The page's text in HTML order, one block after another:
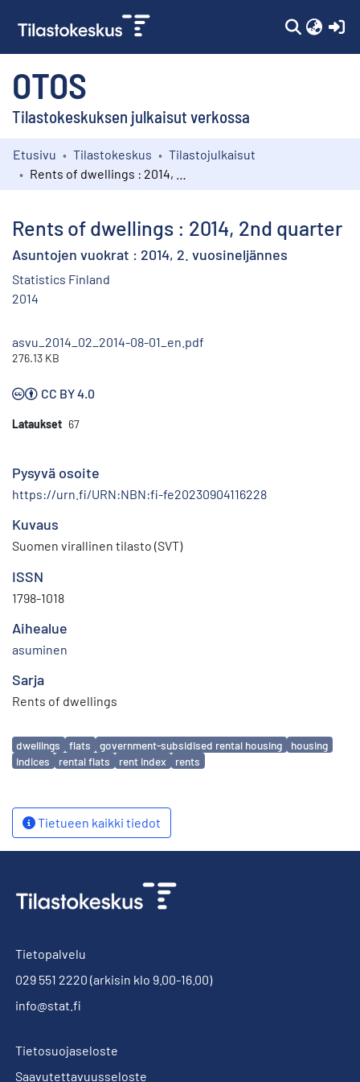
OTOS
Tilastokeskuksen julkaisut verkossa
Kokoelmat
Etusivu Tilastokeskus
Tilastojulkaisut
Rents of dwellings : 2014, 2nd quarter
Asuntojen vuokrat : 2014, 2. vuosineljännes
Statistics Finland
2014
asvu_2014_02_2014-08-01_en.pdf
276.13 KB
CC BY 4.0
Lataukset 67
Pysyvä osoite
https://urn.fi/URN:NBN:fi-fe20230904116228
Kuvaus
Suomen virallinen tilasto (SVT)
ISSN
1798-1018
Aihealue
asuminen
Sarja
Rents of dwellings
Avainsanat
dwellings flats government-subsidised rental housing
housing
indices
rental flats rent index rents
Tietueen kaikki tiedot
Tietopalvelu
029 551 2220 (arkisin klo 9.00-16.00)
info@stat.fi
Tietosuojaseloste
Saavutettavuusseloste